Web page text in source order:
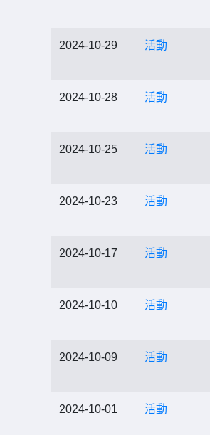
2024-10-29 活動
2024-10-28 活動
2024-10-25 活動
2024-10-23 活動
2024-10-17 活動
2024-10-10 活動
2024-10-09 活動
2024-10-01 活動